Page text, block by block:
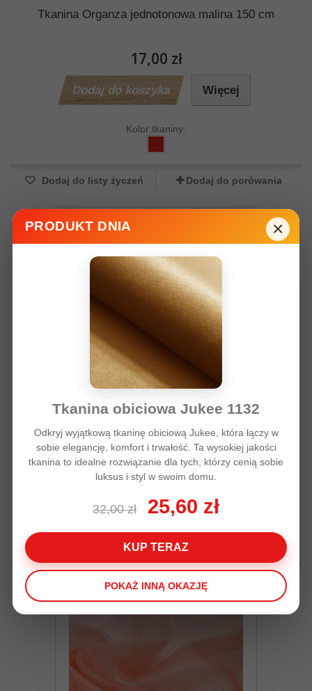
Tkanina Organza jednotonowa malina 150 cm
17,00 zł
Dodaj do koszyka Więcej
Kolor tkaniny:
Dodaj do listy życzeń Dodaj do porówania
Tkanina Organza jednotonowa miedziany 150 cm
17,00 zł
Dodaj do listy życzeń Dodaj do porówania
×
PRODUKT DNIA
Tkanina obiciowa Jukee 1132
Odkryj wyjątkową tkaninę obiciową Jukee, która łączy w
sobie elegancję, komfort i trwałość. Ta wysokiej jakości
tkanina to idealne rozwiązanie dla tych, którzy cenią sobie
luksus i styl w swoim domu.
32,00 zł 25,60 zł
KUP TERAZ
POKAŻ INNĄ OKAZJĘ